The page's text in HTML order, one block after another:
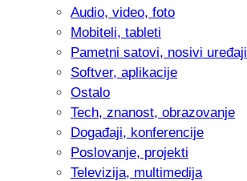
Audio, video, foto
Mobiteli, tableti
Pametni satovi, nosivi uređaji
Softver, aplikacije
Ostalo
Tech, znanost, obrazovanje
Događaji, konferencije
Poslovanje, projekti
Televizija, multimedija